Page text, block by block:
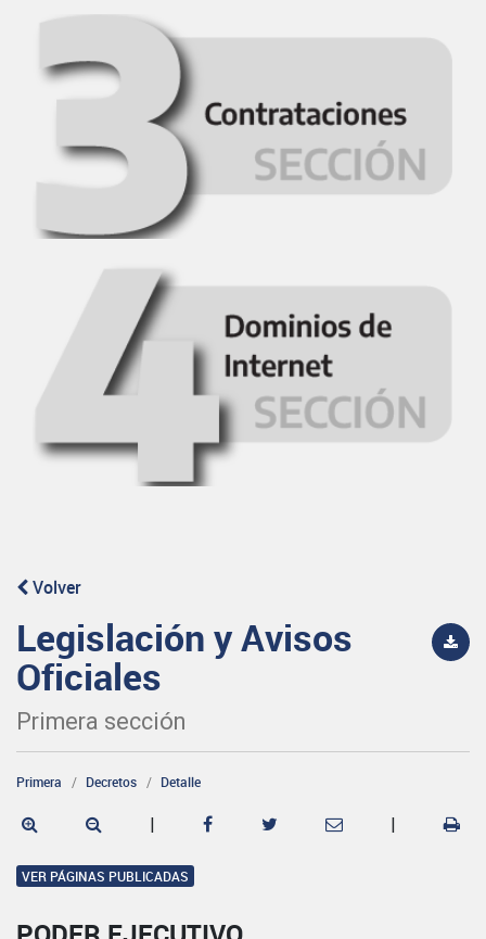
Volver
Legislación y Avisos
Oficiales
Primera sección
Primera Decretos Detalle
| |
VER PÁGINAS PUBLICADAS